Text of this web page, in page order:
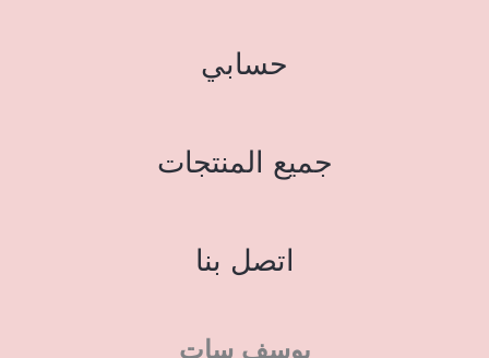
حسابي
جميع المنتجات
اتصل بنا
يوسف سات